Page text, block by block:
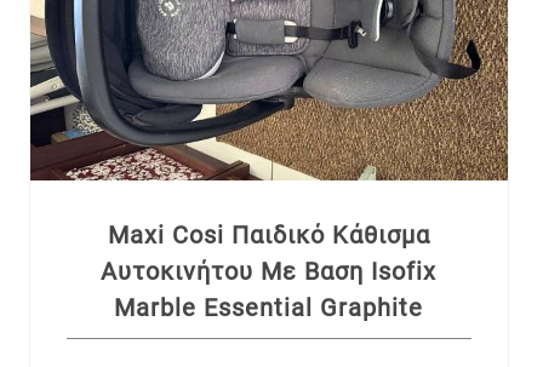
Maxi Cosi Παιδικό Kάθισμα
Αυτοκινήτου Με Βαση Isofix
Marble Essential Graphite